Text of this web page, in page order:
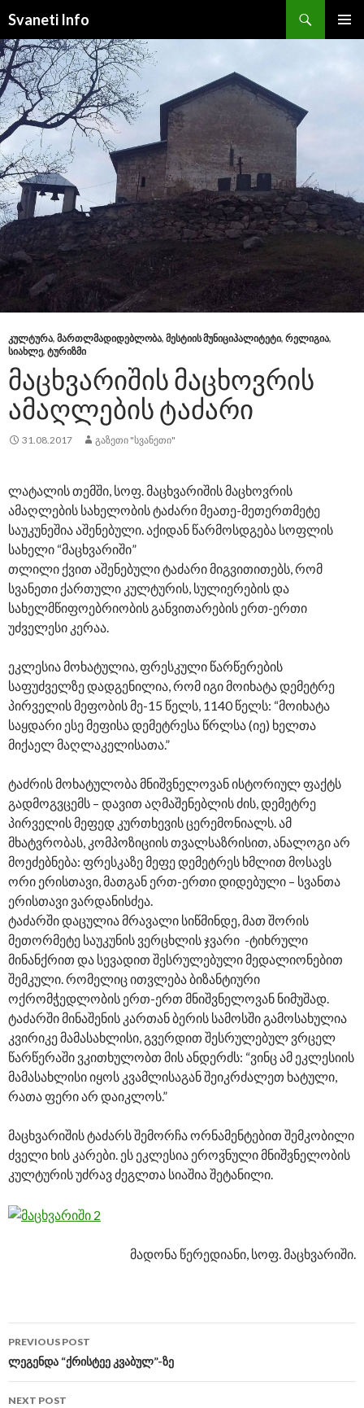
Svaneti Info
TO
CONTENT
ᲙᲣᲚᲢᲣᲠᲐ, ᲛᲐᲠᲗᲚᲛᲐᲓᲘᲓᲔᲑᲚᲝᲑᲐ, ᲛᲔᲡᲢᲘᲘᲡ ᲛᲣᲜᲘᲪᲘᲞᲐᲚᲘᲢᲔᲢᲘ, ᲠᲔᲚᲘᲒᲘᲐ,
ᲡᲘᲐᲮᲚᲔ, ᲢᲣᲠᲘᲖᲛᲘ
ᲛᲐᲪᲮᲕᲐᲠᲘᲨᲘᲡ ᲛᲐᲪᲮᲝᲕᲠᲘᲡ
ᲐᲛᲐᲦᲚᲔᲑᲘᲡ ᲢᲐᲫᲐᲠᲘ
31.08.2017 ᲒᲐᲖᲔᲗᲘ "ᲡᲕᲐᲜᲔᲗᲘ"
ლატალის თემში, სოფ. მაცხვარიშის მაცხოვრის
ამაღლების სახელობის ტაძარი მეათე-მეთერთმეტე
საუკუნეშია აშენებული. აქიდან წარმოსდგება სოფლის
სახელი “მაცხვარიში”
თლილი ქვით აშენებული ტაძარი მიგვითითებს, რომ
სვანეთი ქართული კულტურის, სულიერების და
სახელმწიფოებრიობის განვითარების ერთ-ერთი
უძველესი კერაა.
ეკლესია მოხატულია, ფრესკული წარწერების
საფუძველზე დადგენილია, რომ იგი მოიხატა დემეტრე
პირველის მეფობის მე-15 წელს, 1140 წელს: “მოიხატა
საყდარი ესე მეფისა დემეტრესა წრლსა (იე) ხელთა
მიქაელ მაღლაკელისათა.”
ტაძრის მოხატულობა მნიშვნელოვან ისტორიულ ფაქტს
გადმოგვცემს – დავით აღმაშენებლის ძის, დემეტრე
პირველის მეფედ კურთხევის ცერემონიალს. ამ
მხატვრობას, კომპოზიციის თვალსაზრისით, ანალოგი არ
მოეძებნება: ფრესკაზე მეფე დემეტრეს ხმლით მოსავს
ორი ერისთავი, მათგან ერთ-ერთი დიდებული – სვანთა
ერისთავი ვარდანისძეა.
ტაძარში დაცულია მრავალი სიწმინდე, მათ შორის
მეთორმეტე საუკუნის ვერცხლის ჯვარი -ტიხრული
მინანქრით და სევადით შესრულებული მედალიონებით
შემკული. რომელიც ითვლება ბიზანტიური
ოქრომჭედლობის ერთ-ერთ მნიშვნელოვან ნიმუშად.
ტაძარში მინაშენის კართან ბერის სამოსში გამოსახულია
კვირიკე მამასახლისი, გვერდით შესრულებულ ვრცელ
წარწერაში ვკითხულობთ მის ანდერძს: “ვინც ამ ეკლესიის
მამასახლისი იყოს კვამლისაგან შეიკრძალეთ ხატული,
რათა ფერი არ დაიკლოს.”
მაცხვარიშის ტაძარს შემორჩა ორნამენტებით შემკობილი
ძველი ხის კარები. ეს ეკლესია ეროვნული მნიშვნელობის
კულტურის უძრავ ძეგლთა სიაშია შეტანილი.
მადონა წერედიანი, სოფ. მაცხვარიში.
Post
navigation
PREVIOUS POST
ლეგენდა “ქრისტეე კვაბულ”-ზე
NEXT POST